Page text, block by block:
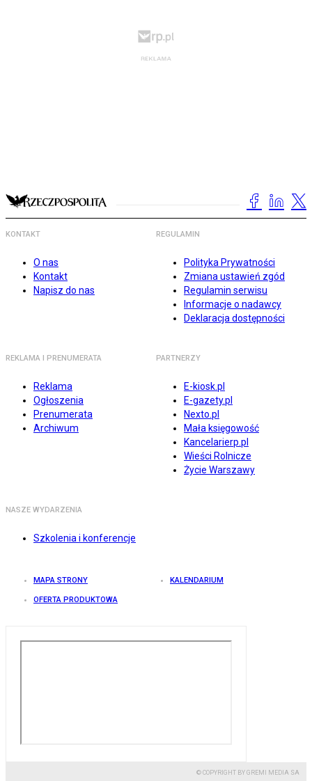
KONTAKT
O nas
Kontakt
Napisz do nas
REGULAMIN
Polityka Prywatności
Zmiana ustawień zgód
Regulamin serwisu
Informacje o nadawcy
Deklaracja dostępności
REKLAMA I PRENUMERATA
Reklama
Ogłoszenia
Prenumerata
Archiwum
PARTNERZY
E-kiosk.pl
E-gazety.pl
Nexto.pl
Mała księgowość
Kancelarierp.pl
Wieści Rolnicze
Życie Warszawy
NASZE WYDARZENIA
Szkolenia i konferencje
MAPA STRONY KALENDARIUM
OFERTA PRODUKTOWA
© COPYRIGHT BY GREMI MEDIA SA